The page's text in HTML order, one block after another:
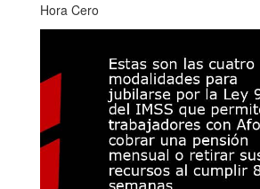
Hora Cero